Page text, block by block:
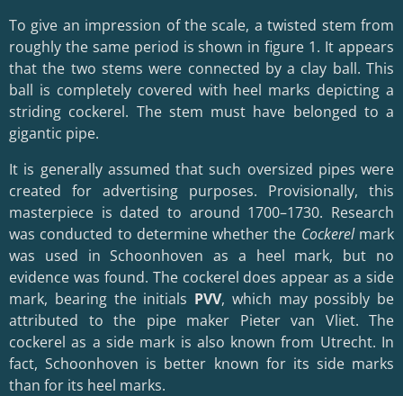
To give an impression of the scale, a twisted stem from
roughly the same period is shown in figure 1. It appears
that the two stems were connected by a clay ball. This
ball is completely covered with heel marks depicting a
striding cockerel. The stem must have belonged to a
gigantic pipe.
It is generally assumed that such oversized pipes were
created for advertising purposes. Provisionally, this
masterpiece is dated to around 1700–1730. Research
was conducted to determine whether the Cockerelmark
was used in Schoonhoven as a heel mark, but no
evidence was found. The cockerel does appear as a side
mark, bearing the initials PVV, which may possibly be
attributed to the pipe maker Pieter van Vliet. The
cockerel as a side mark is also known from Utrecht. In
fact, Schoonhoven is better known for its side marks
than for its heel marks.